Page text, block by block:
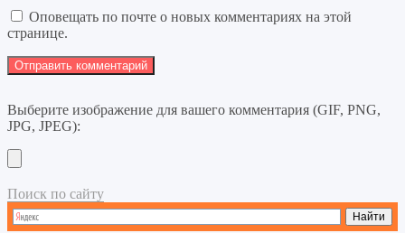
Оповещать по почте о новых комментариях на этой
странице.
Выберите изображение для вашего комментария (GIF, PNG,
JPG, JPEG):
Поиск по сайту